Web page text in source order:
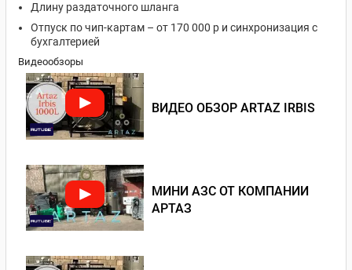
Длину раздаточного шланга
Отпуск по чип-картам – от 170 000 р и синхронизация с
бухгалтерией
Видеообзоры
ВИДЕО ОБЗОР ARTAZ IRBIS
МИНИ АЗС ОТ КОМПАНИИ
АРТАЗ